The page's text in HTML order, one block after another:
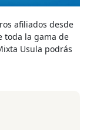
afiliados desde
toda la gama de
Usula podrás